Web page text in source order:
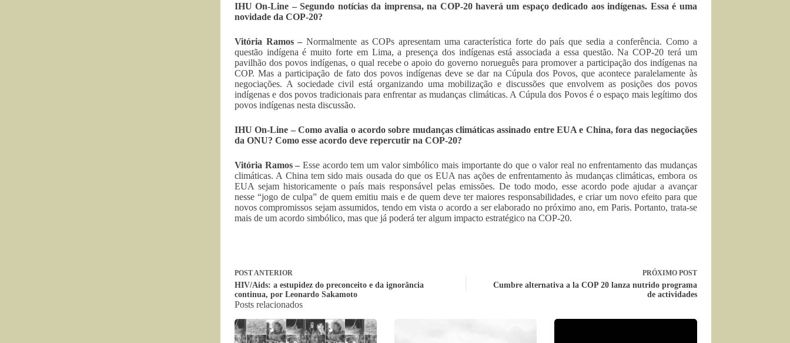
IHU On-Line – Segundo notícias da imprensa, na COP-20 haverá um espaço dedicado aos indígenas. Essa é uma
novidade da COP-20?
Vitória Ramos – Normalmente as COPs apresentam uma característica forte do país que sedia a conferência. Como a
questão indígena é muito forte em Lima, a presença dos indígenas está associada a essa questão. Na COP-20 terá um
pavilhão dos povos indígenas, o qual recebe o apoio do governo norueguês para promover a participação dos indígenas na
COP. Mas a participação de fato dos povos indígenas deve se dar na Cúpula dos Povos, que acontece paralelamente às
negociações. A sociedade civil está organizando uma mobilização e discussões que envolvem as posições dos povos
indígenas e dos povos tradicionais para enfrentar as mudanças climáticas. A Cúpula dos Povos é o espaço mais legítimo dos
povos indígenas nesta discussão.
IHU On-Line – Como avalia o acordo sobre mudanças climáticas assinado entre EUA e China, fora das negociações
da ONU? Como esse acordo deve repercutir na COP-20?
Vitória Ramos – Esse acordo tem um valor simbólico mais importante do que o valor real no enfrentamento das mudanças
climáticas. A China tem sido mais ousada do que os EUA nas ações de enfrentamento às mudanças climáticas, embora os
EUA sejam historicamente o país mais responsável pelas emissões. De todo modo, esse acordo pode ajudar a avançar
nesse “jogo de culpa” de quem emitiu mais e de quem deve ter maiores responsabilidades, e criar um novo efeito para que
novos compromissos sejam assumidos, tendo em vista o acordo a ser elaborado no próximo ano, em Paris. Portanto, trata-se
mais de um acordo simbólico, mas que já poderá ter algum impacto estratégico na COP-20.
POSTANTERIOR
HIV/Aids: a estupidez do preconceito e da ignorância
continua, por Leonardo Sakamoto
PRÓXIMO POST
Cumbre alternativa a la COP 20 lanza nutrido programa
de actividades
Posts relacionados